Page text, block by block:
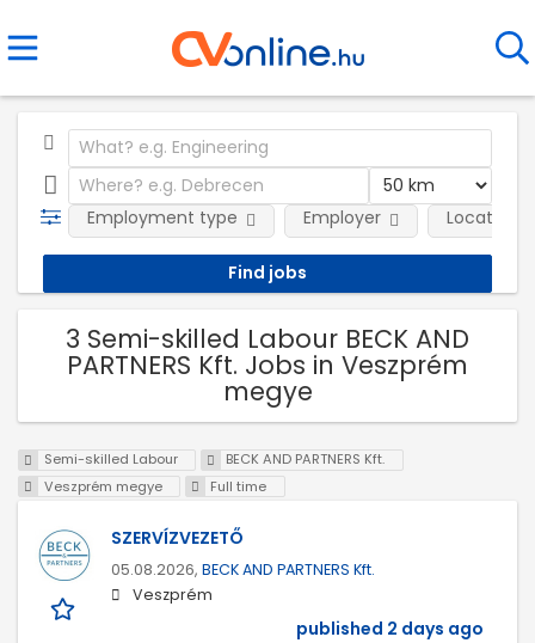
Employment type Employer Location
3 Semi-skilled Labour BECK AND
PARTNERS Kft. Jobs in Veszprém
megye
Semi-skilled Labour
BECK AND PARTNERS Kft.
Veszprém megye
Full time
SZERVÍZVEZETŐ
05.08.2026, BECK AND PARTNERS Kft.
Veszprém
published 2 days ago